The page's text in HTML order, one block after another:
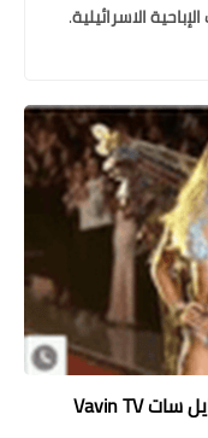
النايل سات
سات
سات
الاسرائيلية.